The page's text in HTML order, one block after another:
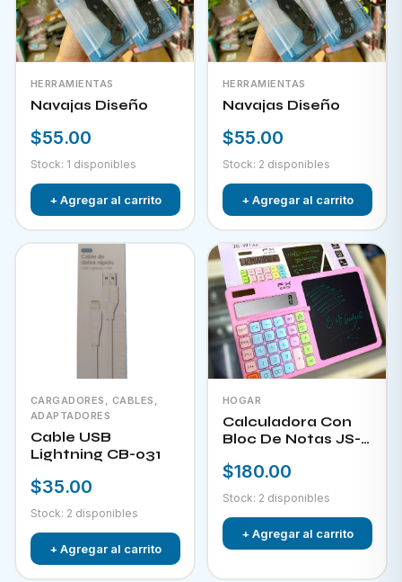
HERRAMIENTAS
Navajas Diseño
$55.00
Stock: 1 disponibles
+ Agregar al carrito
HERRAMIENTAS
Navajas Diseño
$55.00
Stock: 2 disponibles
+ Agregar al carrito
CARGADORES, CABLES,
ADAPTADORES
Cable USB
Lightning CB-031
$35.00
Stock: 2 disponibles
+ Agregar al carrito
HOGAR
Calculadora Con
Bloc De Notas JS-
$180.00
Stock: 2 disponibles
+ Agregar al carrito